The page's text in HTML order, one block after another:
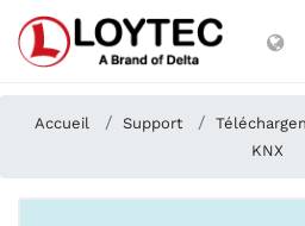
Accueil Support
KNX